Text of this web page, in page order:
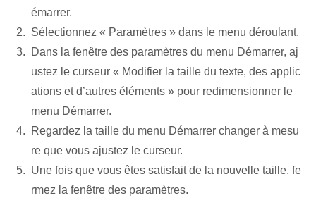
émarrer.
Sélectionnez⁢ « Paramètres » dans le menu déroulant.
Dans la fenêtre des paramètres du menu Démarrer, aj
ustez le curseur « Modifier la taille du texte, des applic
ations et d’autres éléments » pour redimensionner le
menu Démarrer.
Regardez la taille du menu Démarrer changer à mesu
re que vous ajustez le curseur.
Une fois que vous êtes satisfait de la nouvelle taille, fe
rmez la fenêtre des paramètres⁢.